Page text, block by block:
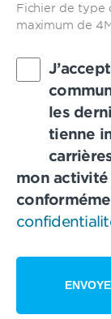
Fichier de type
maximum de
les
tienne
mon